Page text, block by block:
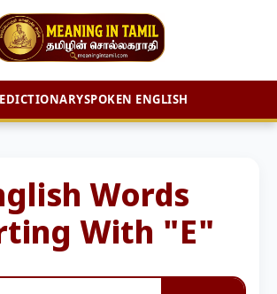
DICTIONARYSPOKEN ENGLISH
Words
With "E"